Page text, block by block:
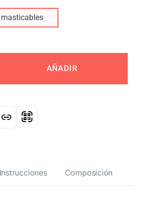
AÑADIR
Instrucciones Composición